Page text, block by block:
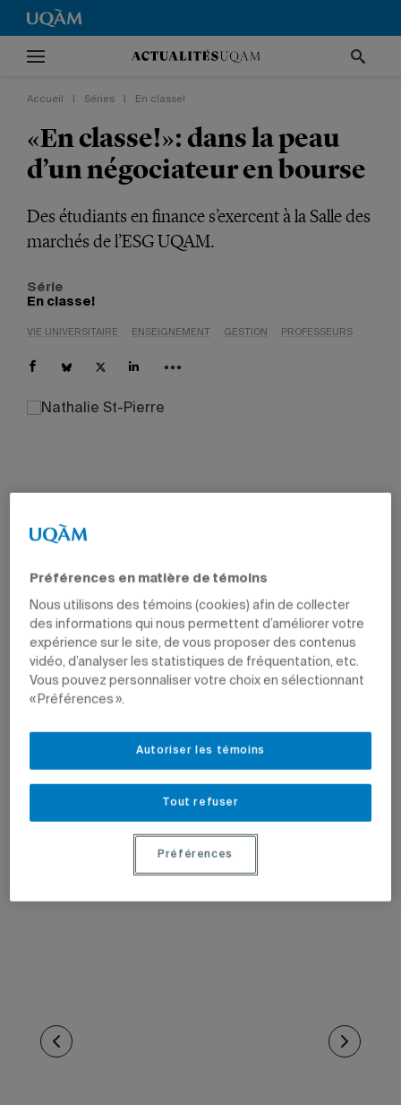
Accueil Séries En classe!
«En classe!»: dans la peau
d’un négociateur en bourse
Des étudiants en finance s’exercent à la Salle des
marchés de l’ESG UQAM.
Série
En classe!
VIE UNIVERSITAIRE ENSEIGNEMENT GESTION PROFESSEURS
Préférences en matière de témoins
Nous utilisons des témoins (cookies) afin de collecter
des informations qui nous permettent d’améliorer votre
expérience sur le site, de vous proposer des contenus
vidéo, d’analyser les statistiques de fréquentation, etc.
Vous pouvez personnaliser votre choix en sélectionnant
« Préférences ».
Tout refuser
Autoriser les témoins
Préférences